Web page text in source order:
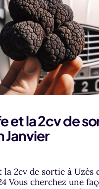
et la 2cv de
Janvier
2cv de sortie à Uzès
Vous cherchez une